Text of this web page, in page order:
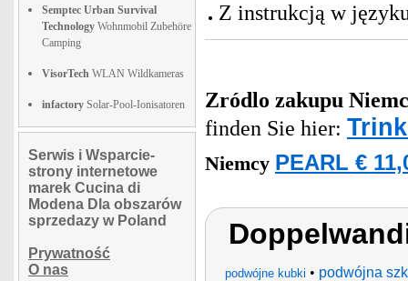
Semptec Urban Survival
Technology Wohnmobil Zubehöre
Camping
VisorTech WLAN Wildkameras
infactory Solar-Pool-Ionisatoren
Serwis i Wsparcie-
strony internetowe
marek Cucina di
Modena Dla obszarów
sprzedazy w Poland
Prywatność
O nas
Z instrukcją w
Zródlo zakupu
finden Sie hier:
Niemcy PEARL €
podwójne kubki • podwójna